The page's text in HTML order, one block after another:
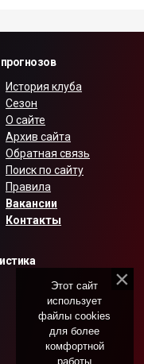
прогнозов
История клуба
Сезон
О сайте
Архив сайта
Обратная связь
Поиск по сайту
Правила
Вакансии
Контакты
Этот сайт
использует
файлы cookies
для более
комфортной
работы